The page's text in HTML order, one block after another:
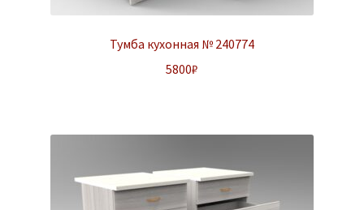
Тумба кухонная № 240774
5800₽